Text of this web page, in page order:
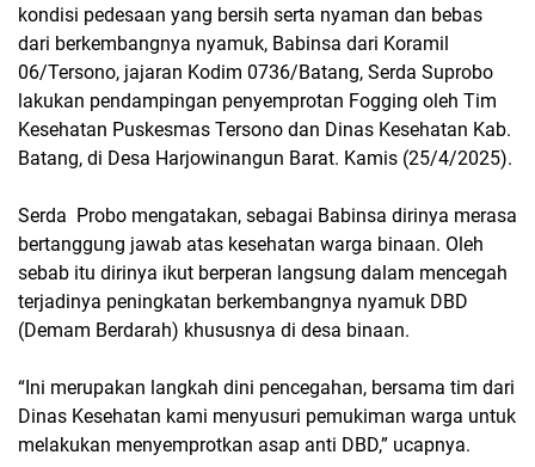
kondisi pedesaan yang bersih serta nyaman dan bebas
dari berkembangnya nyamuk, Babinsa dari Koramil
06/Tersono, jajaran Kodim 0736/Batang, Serda Suprobo
lakukan pendampingan penyemprotan Fogging oleh Tim
Kesehatan Puskesmas Tersono dan Dinas Kesehatan Kab.
Batang, di Desa Harjowinangun Barat. Kamis (25/4/2025).
Serda Probo mengatakan, sebagai Babinsa dirinya merasa
bertanggung jawab atas kesehatan warga binaan. Oleh
sebab itu dirinya ikut berperan langsung dalam mencegah
terjadinya peningkatan berkembangnya nyamuk DBD
(Demam Berdarah) khususnya di desa binaan.
“Ini merupakan langkah dini pencegahan, bersama tim dari
Dinas Kesehatan kami menyusuri pemukiman warga untuk
melakukan menyemprotkan asap anti DBD,” ucapnya.